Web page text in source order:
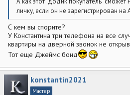
личку, если он не зарегистрирован на
С кем вы спорите?
У Константина три телефона на все
квартиры на дверной звонок не
Тот еще Джеймс бонд
konstantin2021
Мастер